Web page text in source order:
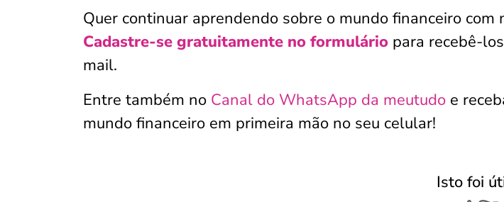
Quer continuar aprendendo sobre o mundo financeiro com
Cadastre-se gratuitamente no formulário para recebê-
mail.
Entre também no Canal do WhatsApp da meutudo e
mundo financeiro em primeira mão no seu celular!
Isto foi